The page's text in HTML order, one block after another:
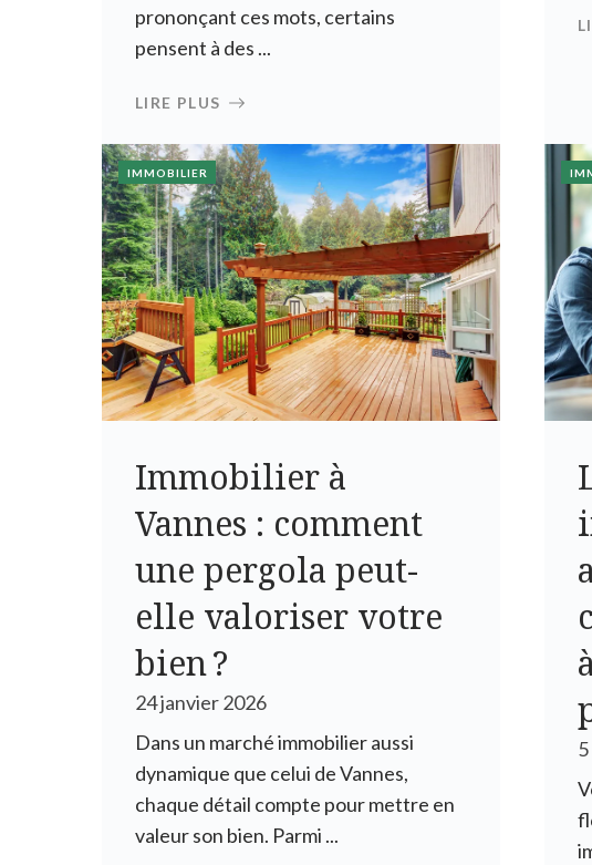
prononçant ces mots, certains
pensent à des ...
LIRE PLUS
IMMOBILIER
Immobilier à
Vannes : comment
une pergola peut-
elle valoriser votre
bien ?
24 janvier 2026
Dans un marché immobilier aussi
dynamique que celui de Vannes,
chaque détail compte pour mettre en
valeur son bien. Parmi ...